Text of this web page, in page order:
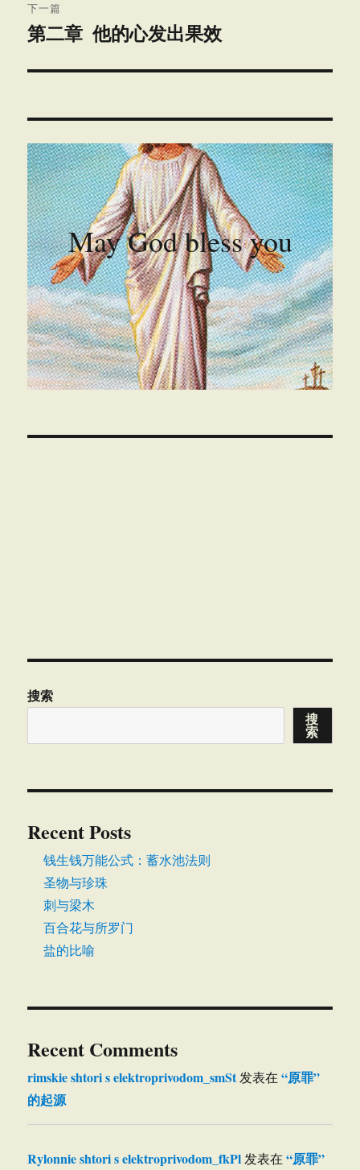
下一篇
下
文
第二章 他的心发出果效
May God bless you
搜索
搜
索
Recent Posts
钱生钱万能公式：蓄水池法则
圣物与珍珠
刺与梁木
百合花与所罗门
盐的比喻
Recent Comments
rimskie shtori s elektroprivodom_smSt发表在“原罪”
的起源
Rylonnie shtori s elektroprivodom_fkPl 发表在“原罪”